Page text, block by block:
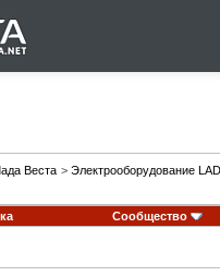
Веста > Электрооборудование
Сообщество